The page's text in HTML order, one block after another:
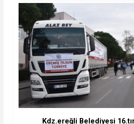
Kdz.ereğli Belediyesi